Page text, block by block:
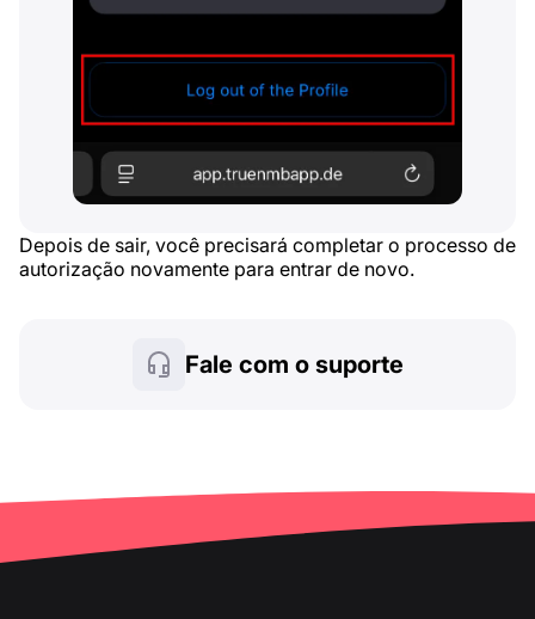
Depois de sair, você precisará completar o processo de
autorização novamente para entrar de novo.
Fale com o suporte